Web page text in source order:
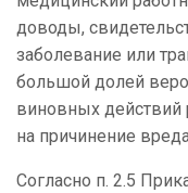
доводы,
заболевание или
большой долей
виновных действий
на причинение
Согласно п. 2.5